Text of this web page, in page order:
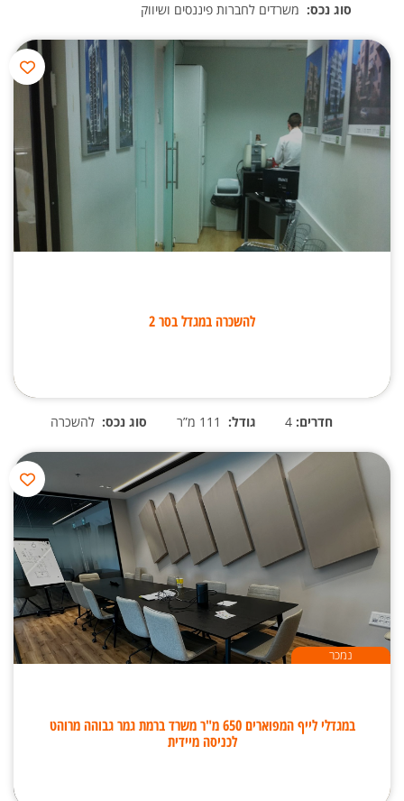
סוג נכס: משרדים לחברות פיננסים ושיווק
להשכרה במגדל בסר 2
חדרים: גודל: סוג נכס: להשכרה
נמכר
במגדלי לייף המפוארים 650 מ"ר משרד ברמת גמר גבוהה מרוהט
לכניסה מיידית